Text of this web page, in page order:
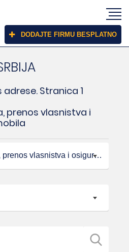
DODAJTE FIRMU BESPLATNO
adrese. Stranica 1
prenos vlasnistva i
Registracija vozila, prenos vlasnistva i osiguranje automobila